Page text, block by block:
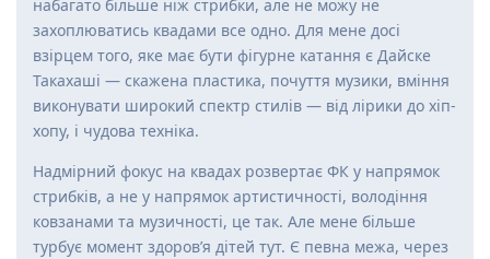
набагато більше ніж стрибки, але не можу не
захоплюватись квадами все одно. Для мене досі
взірцем того, яке має бути фігурне катання є Дайске
Такахаші — скажена пластика, почуття музики, вміння
виконувати широкий спектр стилів — від лірики до хіп-
хопу, і чудова техніка.
Надмірний фокус на квадах розвертає ФК у напрямок
стрибків, а не у напрямок артистичності, володіння
ковзанами та музичності, це так. Але мене більше
турбує момент здоров’я дітей тут. Є певна межа, через